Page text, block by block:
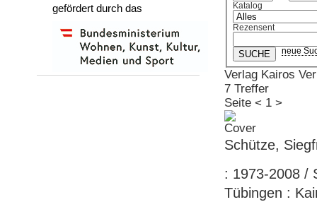
Katalog
Rezensent
neue
Verlag Kairos
7 Treffer
Seite < 1 >
Schütze,
: 1973-2008 /
Tübingen :
gefördert durch das